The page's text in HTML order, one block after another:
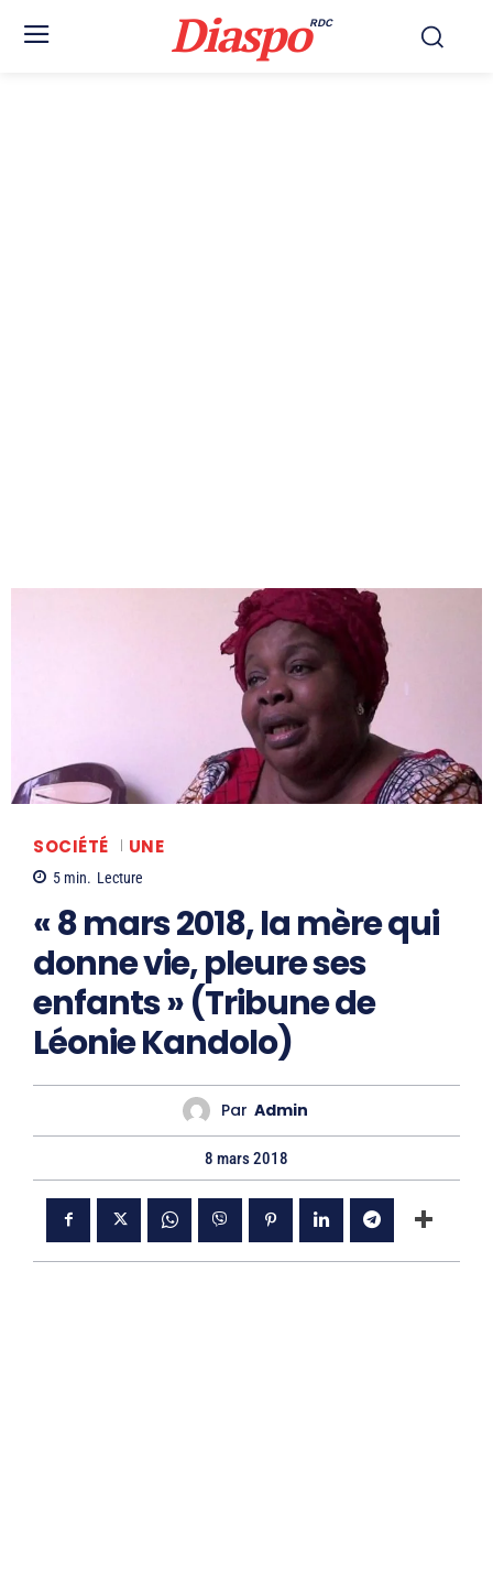
DiaspoRDC
SOCIÉTÉ UNE
5 min. Lecture
« 8 mars 2018, la mère qui
donne vie, pleure ses
enfants » (Tribune de
Léonie Kandolo)
Par Admin
8 mars 2018